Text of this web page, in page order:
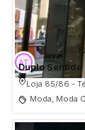
Duplo Sentido
Loja 85/86 -
Moda, Moda